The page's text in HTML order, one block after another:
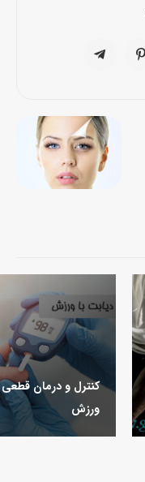
کنترل و درمان قطعی
ورزش